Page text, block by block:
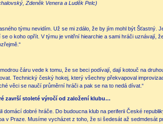
Zdeněk Venera a Luděk Pelc)
týmu nevidím. Už se mi zdálo, že by jím mohl být Šťastný.
o koho opřít. V týmu je vnitřní hiearchie a sami hráči uznávají,
čáru vede k tomu, že se beci podívají, dají kotouč na
Technický český hokej, který všechny překvapoval
věci se naučí průměrní hráči a pak se na to nedá dívat.“
završí stoleté výročí od založení klubu…
domácí dobré hráče. Do budoucna klub na periferii České
v Praze. Musíme vycházet z toho, že si šedesát až sedmdesát